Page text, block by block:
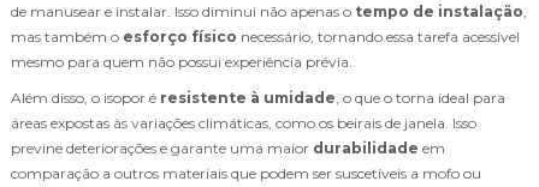
de manusear e instalar. Isso diminui não apenas o tempo de instalação
mas também o esforço físico necessário, tornando essa tarefa acessível
mesmo para quem não possui experiência prévia.
Além disso, o isopor é resistente à umidade , o que o torna ideal para
áreas expostas às variações climáticas, como os beirais de janela. Isso
previne deteriorações e garante uma maior durabilidade em
comparação a outros materiais que podem ser suscetíveis a mofo ou